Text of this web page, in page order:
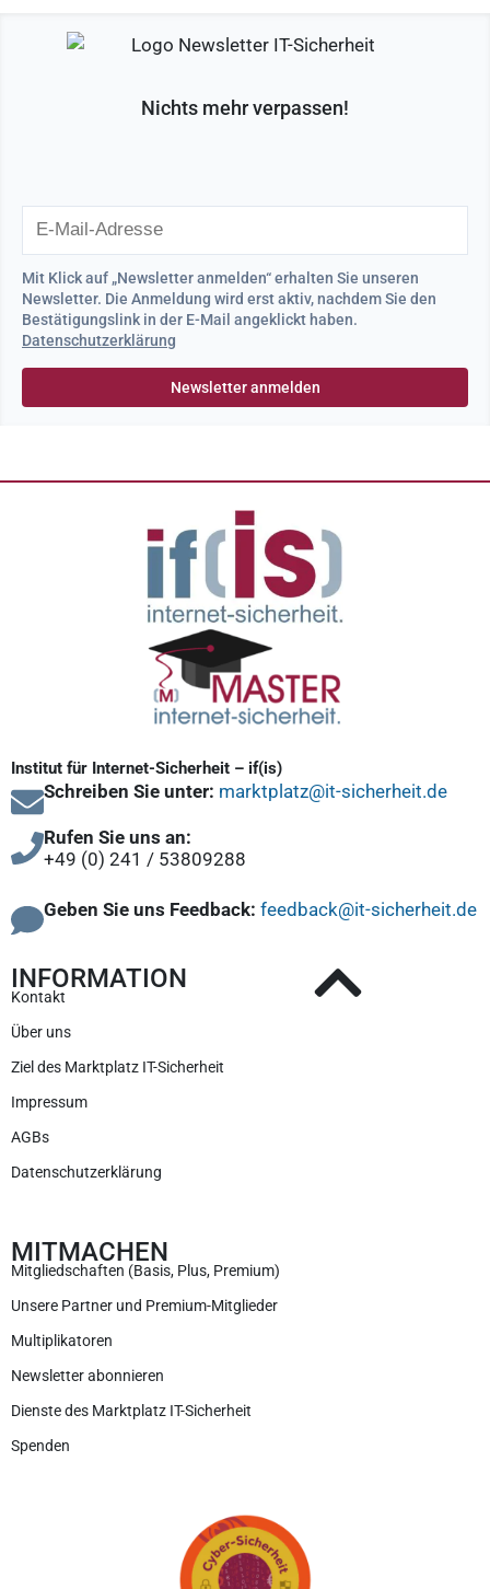
Nichts mehr verpassen!
Mit Klick auf „Newsletter anmelden“ erhalten Sie unseren
Newsletter. Die Anmeldung wird erst aktiv, nachdem Sie den
Bestätigungslink in der E-Mail angeklickt haben.
Datenschutzerklärung
Institut für Internet-Sicherheit – if(is)
Schreiben Sie unter: marktplatz@it-sicherheit.de
Rufen Sie uns an:
+49 (0) 241 / 53809288
Geben Sie uns Feedback: feedback@it-sicherheit.de
INFORMATION
Kontakt
Über uns
Ziel des Marktplatz IT-Sicherheit
Impressum
AGBs
Datenschutzerklärung
MITMACHEN
Mitgliedschaften (Basis, Plus, Premium)
Unsere Partner und Premium-Mitglieder
Multiplikatoren
Newsletter abonnieren
Dienste des Marktplatz IT-Sicherheit
Spenden